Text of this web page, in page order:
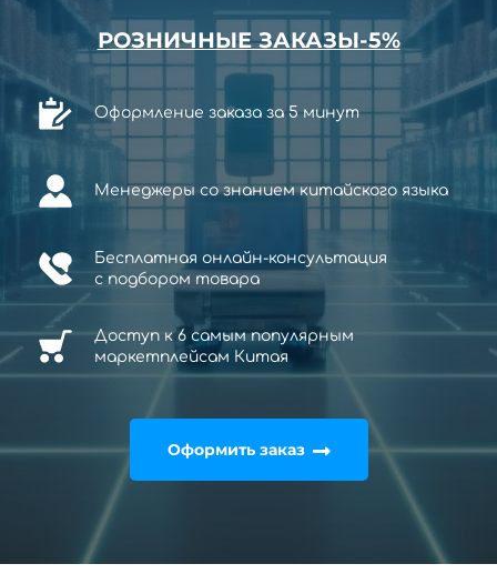
РОЗНИЧНЫЕ ЗАКАЗЫ-5%
Оформление заказа за 5 минут
Менеджеры со знанием китайского языка
Бесплатная онлайн-консультация
с подбором товара
Доступ к 6 самым популярным
маркетплейсам Китая
Оформить заказ